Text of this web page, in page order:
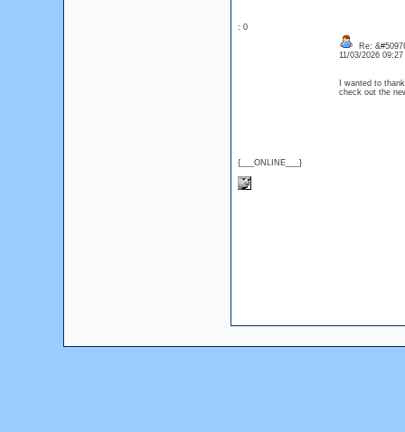
: 0
{___ONLINE___}
Re:
11/03/2026
I wanted to
check out the